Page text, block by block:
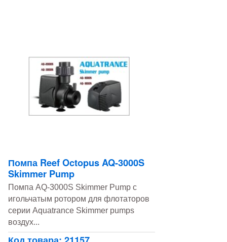
Помпа Reef Octopus AQ-3000S
Skimmer Pump
Помпа AQ-3000S Skimmer Pump с
игольчатым ротором для флотаторов
серии Aquatrance Skimmer pumps
воздух...